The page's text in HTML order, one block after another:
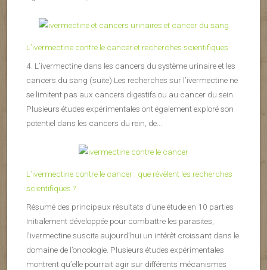
L’ivermectine contre le cancer et recherches scientifiques
4. L’ivermectine dans les cancers du système urinaire et les
cancers du sang (suite) Les recherches sur l’ivermectine ne
se limitent pas aux cancers digestifs ou au cancer du sein.
Plusieurs études expérimentales ont également exploré son
potentiel dans les cancers du rein, de...
L’ivermectine contre le cancer : que révèlent les recherches
scientifiques ?
Résumé des principaux résultats d’une étude en 10 parties
Initialement développée pour combattre les parasites,
l’ivermectine suscite aujourd’hui un intérêt croissant dans le
domaine de l’oncologie. Plusieurs études expérimentales
montrent qu’elle pourrait agir sur différents mécanismes